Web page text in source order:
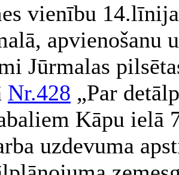
vienību
apvienošanu
Jūrmalas
Nr.428 „Par
Kāpu ielā
uzdevuma